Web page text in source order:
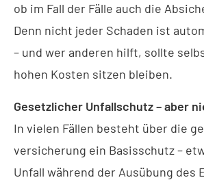
ob im Fall der Fälle auch die
Denn nicht jeder Schaden ist
– und wer anderen hilft, sollte
hohen Kosten sitzen bleiben.
Gesetzlicher Unfallschutz – aber
In vielen Fällen besteht über die
ver­si­che­rung ein Basisschutz –
Unfall während der Ausübung des